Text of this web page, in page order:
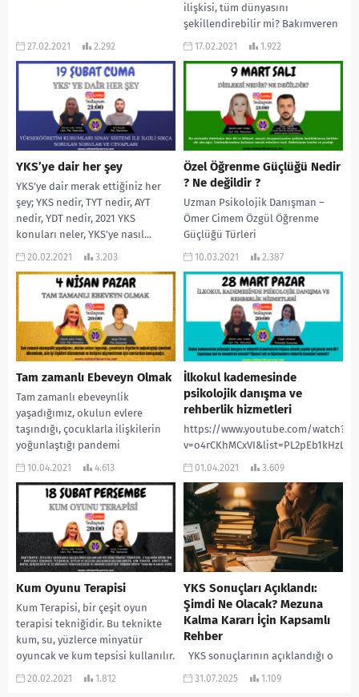
27.02.2021 2.292
ilişkisi, tüm dünyasını
şekillendirebilir mi? Bakımveren
ile kurulan ilksel ilişkinin,
yansımalarını psikanalitik bir
bakışla...
17.02.2021 1.922
YKS’ye dair her şey
YKS’ye dair merak ettiğiniz her
şey; YKS nedir, TYT nedir, AYT
nedir, YDT nedir, 2021 YKS
konuları neler, YKS’ye nasıl...
20.02.2021 3.203
Özel Öğrenme Güçlüğü Nedir
? Ne değildir ?
Uzman Psikolojik Danışman –
Ömer Cimem Özgül Öğrenme
Güçlüğü Türleri
10.03.2021 2.387
Tam zamanlı Ebeveyn Olmak
Tam zamanlı ebeveynlik
yaşadığımız, okulun evlere
taşındığı, çocuklarla ilişkilerin
yoğunlaştığı pandemi
döneminde, aile içi ilişkileri
güçlendirmek için...
10.04.2021 4.613
İlkokul kademesinde
psikolojik danışma ve
rehberlik hizmetleri
https://www.youtube.com/watch?
01.04.2021 3.609
Kum Oyunu Terapisi
Kum Terapisi, bir çeşit oyun
terapisi tekniğidir. Bu teknikte
kum, su, yüzlerce minyatür
oyuncak ve kum tepsisi kullanılır.
Kum terapisi...
20.02.2021 1.812
YKS Sonuçları Açıklandı:
Şimdi Ne Olacak? Mezuna
Kalma Kararı İçin Kapsamlı
Rehber
YKS sonuçlarının açıklandığı o
an… Aylarca süren emeğin,
31.07.2025 1.109